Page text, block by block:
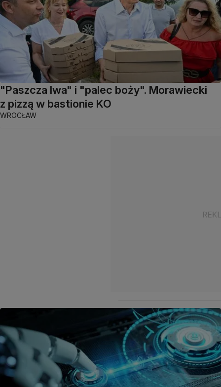
"Paszcza lwa" i "palec boży". Morawiecki
z pizzą w bastionie KO
WROCŁAW